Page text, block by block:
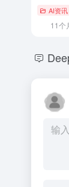
AI资讯
11个